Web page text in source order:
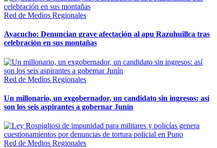
Red de Medios Regionales
Ayacucho: Denuncian grave afectación al apu Razuhuillca tras
celebración en sus montañas
Red de Medios Regionales
Un millonario, un exgobernador, un candidato sin ingresos: así
son los seis aspirantes a gobernar Junín
Red de Medios Regionales